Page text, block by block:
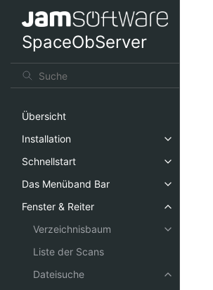
SpaceObServer
Übersicht
Installation
Schnellstart
Das Menüband Bar
Fenster & Reiter
Verzeichnisbaum
Liste der Scans
Dateisuche